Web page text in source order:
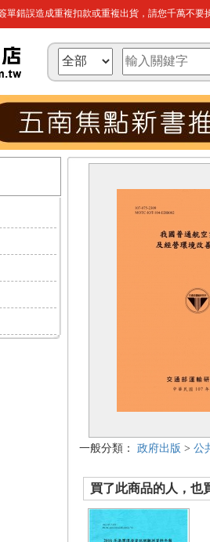
單錯誤造成重複扣款或重複出貨，請您千萬不要
一般分類： 政府出版 > 公
買了此商品的人，也